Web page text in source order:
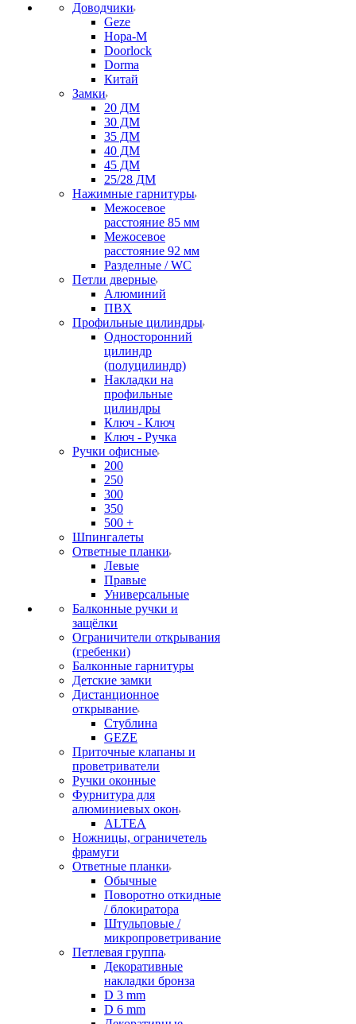
Доводчики
Geze
Нора-М
Doorlock
Dorma
Китай
Замки
20 ДМ
30 ДМ
35 ДМ
40 ДМ
45 ДМ
25/28 ДМ
Нажимные гарнитуры
Межосевое
расстояние 85 мм
Межосевое
расстояние 92 мм
Разделные / WC
Петли дверные
Алюминий
ПВХ
Профильные цилиндры
Односторонний
цилиндр
(полуцилиндр)
Накладки на
профильные
цилиндры
Ключ - Ключ
Ключ - Ручка
Ручки офисные
200
250
300
350
500 +
Шпингалеты
Ответные планки
Левые
Правые
Универсальные
Балконные ручки и
защёлки
Ограничители открывания
(гребенки)
Балконные гарнитуры
Детские замки
Дистанционное
открывание
Стублина
GEZE
Приточные клапаны и
проветриватели
Ручки оконные
Фурнитура для
алюминиевых окон
ALTEA
Ножницы, ограничетель
фрамуги
Ответные планки
Обычные
Поворотно откидные
/ блокиратора
Штульповые /
микропроветривание
Петлевая группа
Декоративные
накладки бронза
D 3 mm
D 6 mm